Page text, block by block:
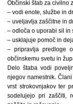
Občinski štab za civilno
– vodi enote, službe in
– uveljavlja zaščitne in
– odloča o uporabi sil in
– usklajuje pomoč in
– pripravlja predloge
občinskemu svetu in
Delo štaba vodi
njegov namestnik.
vrst strokovnjakov ter
sodelujejo pri zaščiti,